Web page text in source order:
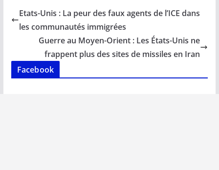
b
o
o
k
l s
A
p
p
e
dI
n
y
n
k
g
Etats-Unis : La peur des faux agents de l’ICE dans
les communautés immigrées
Guerre au Moyen-Orient : Les États-Unis ne
frappent plus des sites de missiles en Iran
Facebook